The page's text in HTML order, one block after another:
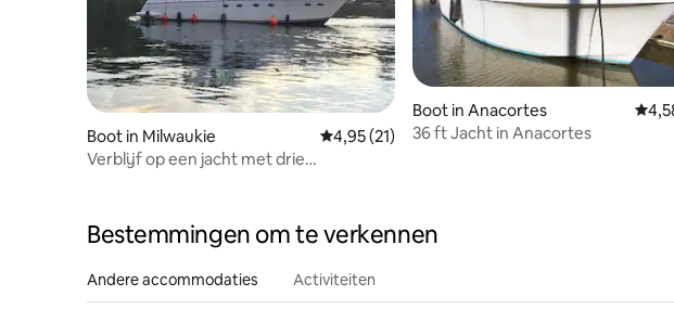
Boot in Milwaukie Gemiddelde beoordeling van 4,95 uit 5, 21
4,95 (21)
Verblijf op een jacht met drie
Boot in Anacortes
36 ft Jacht in Anacortes
Bestemmingen om te verkennen
Andere accommodaties Activiteiten